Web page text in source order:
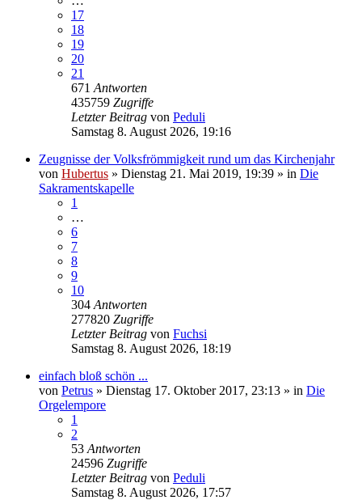
17
18
19
20
21
671 Antworten
435759 Zugriffe
Letzter Beitrag von Peduli
Samstag 8. August 2026, 19:16
Zeugnisse der Volksfrömmigkeit rund um das Kirchenjahr
von Hubertus » Dienstag 21. Mai 2019, 19:39 » in Die
Sakramentskapelle
1
…
6
7
8
9
10
304 Antworten
277820 Zugriffe
Letzter Beitrag von Fuchsi
Samstag 8. August 2026, 18:19
einfach bloß schön ...
von Petrus » Dienstag 17. Oktober 2017, 23:13 » in Die
Orgelempore
1
2
53 Antworten
24596 Zugriffe
Letzter Beitrag von Peduli
Samstag 8. August 2026, 17:57